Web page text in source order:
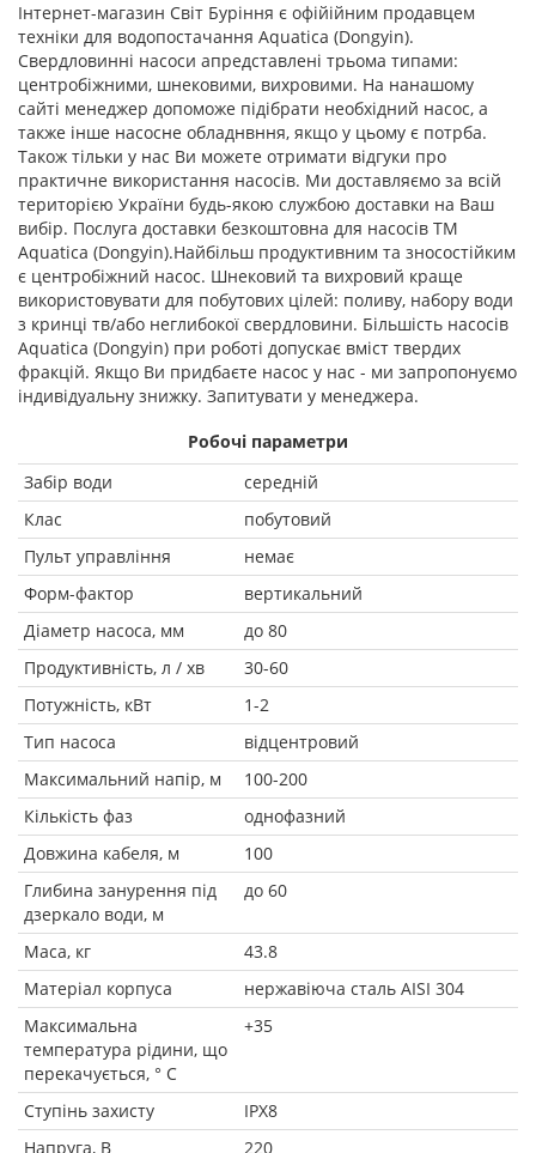
Інтернет-магазин Світ Буріння є офійійним продавцем
техніки для водопостачання Aquatica (Dongyin).
Свердловинні насоси апредставлені трьома типами:
центробіжними, шнековими, вихровими. На нанашому
сайті менеджер допоможе підібрати необхідний насос, а
также інше насосне обладнвння, якщо у цьому є потрба.
Також тільки у нас Ви можете отримати відгуки про
практичне використання насосів. Ми доставляємо за всій
територією України будь-якою службою доставки на Ваш
вибір. Послуга доставки безкоштовна для насосів ТМ
Aquatica (Dongyin).Найбільш продуктивним та зносостійким
є центробіжний насос. Шнековий та вихровий краще
використовувати для побутових цілей: поливу, набору води
з кринці тв/або неглибокої свердловини. Більшість насосів
Aquatica (Dongyin) при роботі допускає вміст твердих
фракцій. Якщо Ви придбаєте насос у нас - ми запропонуємо
індивідуальну знижку. Запитувати у менеджера.
Робочі параметри
Забір води
середній
Клас
побутовий
Пульт управління
немає
Форм-фактор
вертикальний
Діаметр насоса, мм
до 80
Продуктивність, л / хв
30-60
Потужність, кВт
1-2
Тип насоса
відцентровий
Максимальний напір, м
100-200
Кількість фаз
однофазний
Довжина кабеля, м
100
Глибина занурення під
дзеркало води, м
до 60
Маса, кг
43.8
Матеріал корпуса
нержавіюча сталь AISI 304
Максимальна
температура рідини, що
перекачується, ° C
+35
Ступінь захисту
IPX8
Напруга, В
220